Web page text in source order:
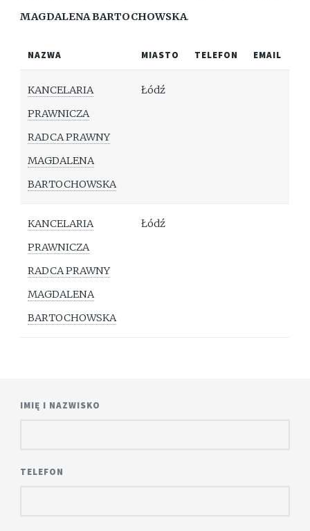
MAGDALENA BARTOCHOWSKA.
NAZWA MIASTO TELEFON EMAIL
KANCELARIA
PRAWNICZA
RADCA PRAWNY
MAGDALENA
BARTOCHOWSKA
Łódź
KANCELARIA
PRAWNICZA
RADCA PRAWNY
MAGDALENA
BARTOCHOWSKA
Łódź
IMIĘ I NAZWISKO
TELEFON